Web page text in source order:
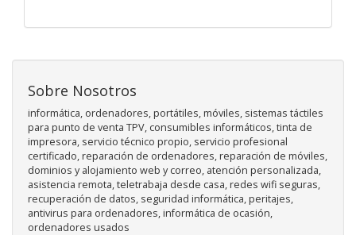
Sobre Nosotros
informática, ordenadores, portátiles, móviles, sistemas táctiles
para punto de venta TPV, consumibles informáticos, tinta de
impresora, servicio técnico propio, servicio profesional
certificado, reparación de ordenadores, reparación de móviles,
dominios y alojamiento web y correo, atención personalizada,
asistencia remota, teletrabaja desde casa, redes wifi seguras,
recuperación de datos, seguridad informática, peritajes,
antivirus para ordenadores, informática de ocasión,
ordenadores usados